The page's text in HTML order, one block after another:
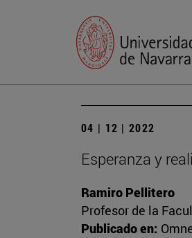
04 | 12 | 2022
Esperanza y
Ramiro Pellitero
Profesor de la
Publicado en: